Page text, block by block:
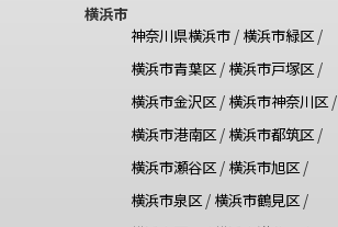
横浜市
神奈川県横浜市/ 横浜市緑区/
横浜市青葉区/ 横浜市戸塚区/
横浜市金沢区/ 横浜市神奈川区/
横浜市港南区/ 横浜市都筑区/
横浜市瀬谷区/ 横浜市旭区/
横浜市泉区/ 横浜市鶴見区/